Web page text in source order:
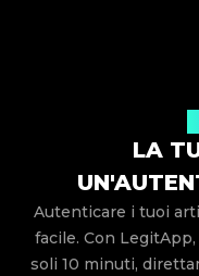
LA
Autenticare i tuoi
facile. Con
soli 10 minuti,